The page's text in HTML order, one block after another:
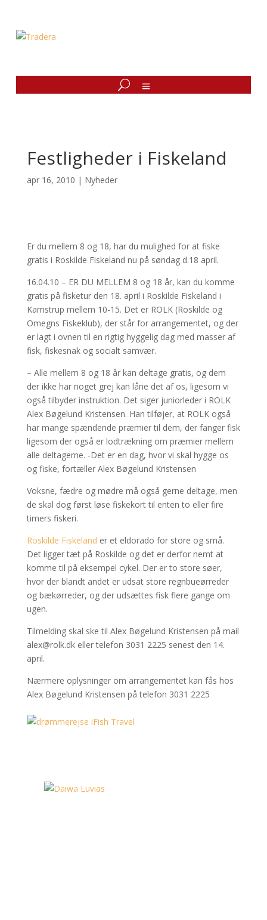
Festligheder i Fiskeland
apr 16, 2010 | Nyheder
Er du mellem 8 og 18, har du mulighed for at fiske
gratis i Roskilde Fiskeland nu på søndag d.18 april.
16.04.10 – ER DU MELLEM 8 og 18 år, kan du komme
gratis på fisketur den 18. april i Roskilde Fiskeland i
Kamstrup mellem 10-15. Det er ROLK (Roskilde og
Omegns Fiskeklub), der står for arrangementet, og der
er lagt i ovnen til en rigtig hyggelig dag med masser af
fisk, fiskesnak og socialt samvær.
– Alle mellem 8 og 18 år kan deltage gratis, og dem
der ikke har noget grej kan låne det af os, ligesom vi
også tilbyder instruktion. Det siger juniorleder i ROLK
Alex Bøgelund Kristensen. Han tilføjer, at ROLK også
har mange spændende præmier til dem, der fanger fisk
ligesom der også er lodtrækning om præmier mellem
alle deltagerne. -Det er en dag, hvor vi skal hygge os
og fiske, fortæller Alex Bøgelund Kristensen
Voksne, fædre og mødre må også gerne deltage, men
de skal dog først løse fiskekort til enten to eller fire
timers fiskeri.
Roskilde Fiskeland er et eldorado for store og små.
Det ligger tæt på Roskilde og det er derfor nemt at
komme til på eksempel cykel. Der er to store søer,
hvor der blandt andet er udsat store regnbueørreder
og bækørreder, og der udsættes fisk flere gange om
ugen.
Tilmelding skal ske til Alex Bøgelund Kristensen på mail
alex@rolk.dk eller telefon 3031 2225 senest den 14.
april.
Nærmere oplysninger om arrangementet kan fås hos
Alex Bøgelund Kristensen på telefon 3031 2225